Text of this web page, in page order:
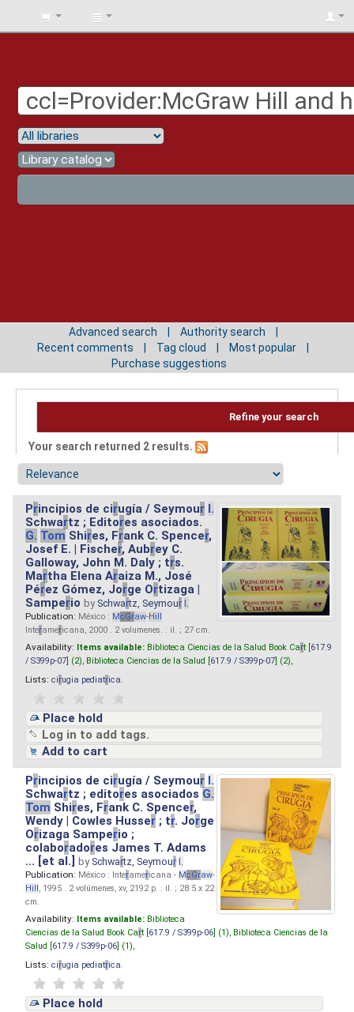
BIBLIOTECA
Advanced search
Authority search
Recent comments
Tag cloud
Most popular
Purchase suggestions
Refine your search
Your search returned 2 results.
Principios de cirugía / Seymour I.
Schwartz ; Editores asociados.
G. Tom Shires, Frank C. Spencer,
Josef E. | Fischer, Aubrey C.
Galloway, John M. Daly ; trs.
Martha Elena Araiza M., José
Pérez Gómez, Jorge Ortizaga |
Samperio by Schwartz, Seymour I.
Publication: México : McGraw-Hill
Interamericana, 2000 . 2 volumenes. : il. ; 27 cm.
Availability: Items available: Biblioteca Ciencias de la Salud Book Cart [ 617.9
/ S399p-07 ] (2), Biblioteca Ciencias de la Salud [ 617.9 / S399p-07 ] (2),
Lists: cirugia pediatrica
Place hold
Log in to add tags.
Add to cart
Principios de cirugía / Seymour I.
Schwartz ; editores asociados G.
Tom Shires, Frank C. Spencer,
Wendy | Cowles Husser ; tr. Jorge
Orizaga Samperio ;
colaboradores James T. Adams
... [et al.]by Schwartz, Seymour I.
Publication: México : Interamericana - McGraw-
Hill, 1995 . 2 volúmenes, xv, 2192 p. : il. ; 28.5 x 22
cm.
Availability: Items available: Biblioteca
Ciencias de la Salud Book Cart [ 617.9 / S399p-06 ] (1), Biblioteca Ciencias de la
Salud [ 617.9 / S399p-06 ] (1),
Lists: cirugia pediatrica
Place hold